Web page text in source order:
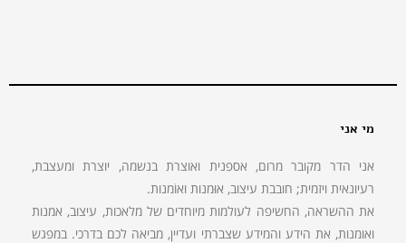
מי אני
אני הדר מקובר מרום, אספנית ואוצרת בנשמה, יוצרת ומעצבת,
רעיונאית ויזמית; חובבת עיצוב, אוּמנות ואוֹמנות.
את ההשראה, החשיפה לעולמות מיוחדים של מלאכות, עיצוב, אמנות
ואומנות, את הידע והמידע שצברתי ועדיין, מביאה לכם בדרכי. במפגש